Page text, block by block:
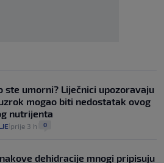
ste umorni? Liječnici upozoravaju
mogao biti nedostatak ovog
nutrijenta
prije 3 h 0
dehidracije mnogi pripisuju